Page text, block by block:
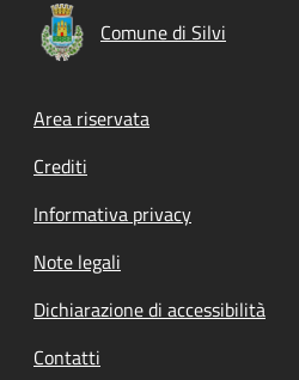
Comune di Silvi
Footer menu
Area riservata
Crediti
Informativa privacy
Note legali
Dichiarazione di accessibilità
Contatti